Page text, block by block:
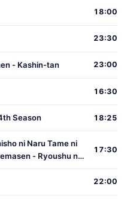
18:00
23:30
- Kashin-tan 23:00
16:30
Season 18:25
ni Naru Tame ni
- Ryoushu no
17:30
22:00